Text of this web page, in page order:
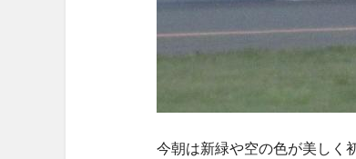
今朝は新緑や空の色が美しく